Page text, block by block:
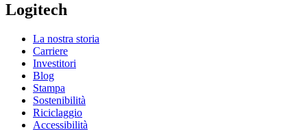
Logitech
La nostra storia
Carriere
Investitori
Blog
Stampa
Sostenibilità
Riciclaggio
Accessibilità